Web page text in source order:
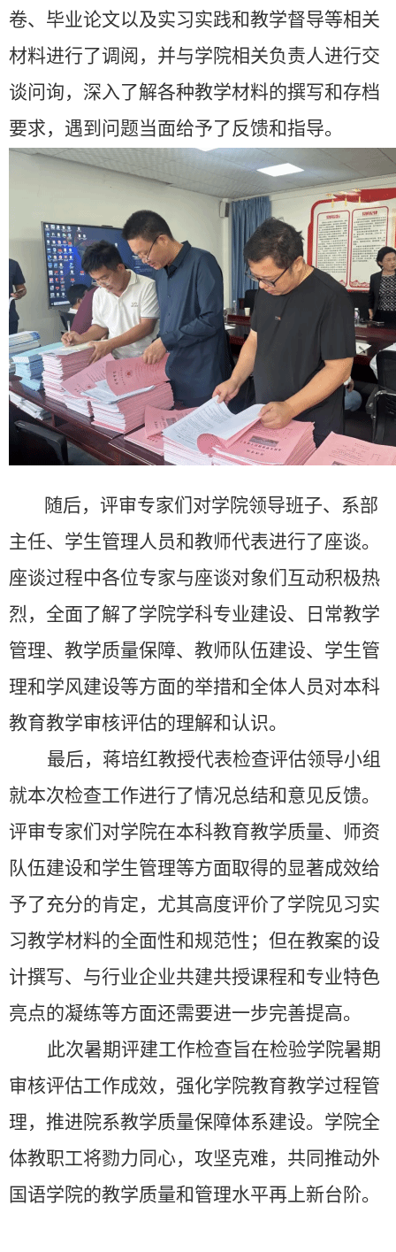
卷、毕业论文以及实习实践和教学督导等相关
材料进行了调阅，并与学院相关负责人进行交
谈问询，深入了解各种教学材料的撰写和存档
要求，遇到问题当面给予了反馈和指导。
随后，评审专家们对学院领导班子、系部
主任、学生管理人员和教师代表进行了座谈。
座谈过程中各位专家与座谈对象们互动积极热
烈，全面了解了学院学科专业建设、日常教学
管理、教学质量保障、教师队伍建设、学生管
理和学风建设等方面的举措和全体人员对本科
教育教学审核评估的理解和认识。
最后，蒋培红教授代表检查评估领导小组
就本次检查工作进行了情况总结和意见反馈。
评审专家们对学院在本科教育教学质量、师资
队伍建设和学生管理等方面取得的显著成效给
予了充分的肯定，尤其高度评价了学院见习实
习教学材料的全面性和规范性；但在教案的设
计撰写、与行业企业共建共授课程和专业特色
亮点的凝练等方面还需要进一步完善提高。
此次暑期评建工作检查旨在检验学院暑期
审核评估工作成效，强化学院教育教学过程管
理，推进院系教学质量保障体系建设。学院全
体教职工将勠力同心，攻坚克难，共同推动外
国语学院的教学质量和管理水平再上新台阶。